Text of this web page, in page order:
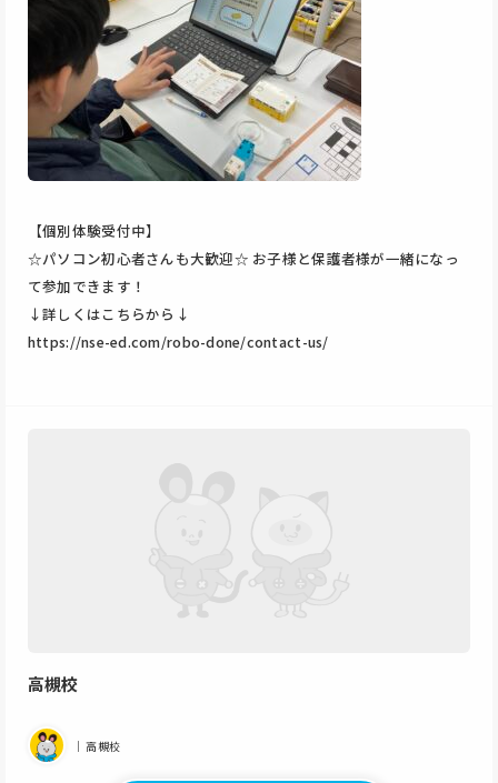
【個別体験受付中】
☆パソコン初心者さんも大歓迎☆ お子様と保護者様が一緒になっ
て参加できます！
↓詳しくはこちらから↓
https://nse-ed.com/robo-done/contact-us/
高槻校
｜高槻校